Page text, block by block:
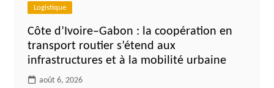
Logistique
Côte d’Ivoire–Gabon : la coopération en
transport routier s’étend aux
infrastructures et à la mobilité urbaine
août 6, 2026